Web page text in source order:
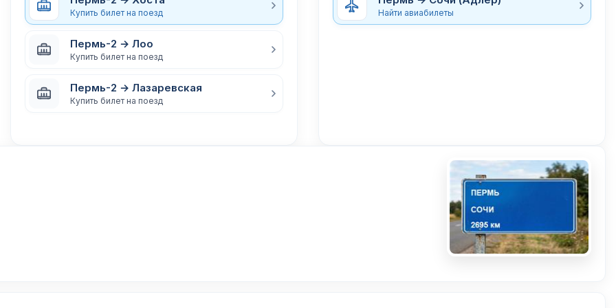
Купить билет на поезд
Пермь-2 → Лоо
Купить билет на поезд
Пермь-2 → Лазаревская
Купить билет на поезд
Найти авиабилеты